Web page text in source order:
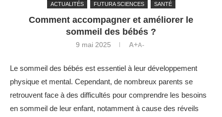
ACTUALITÉS FUTURA SCIENCES SANTÉ
Comment accompagner et améliorer le
sommeil des bébés ?
9 mai 2025 A+A-
Le sommeil des bébés est essentiel à leur développement
physique et mental. Cependant, de nombreux parents se
retrouvent face à des difficultés pour comprendre les besoins
en sommeil de leur enfant, notamment à cause des réveils